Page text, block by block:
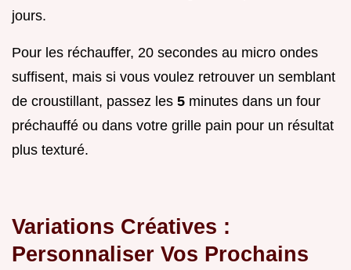
jours.
Pour les réchauffer, 20 secondes au micro ondes
suffisent, mais si vous voulez retrouver un semblant
de croustillant, passez les 5 minutes dans un four
préchauffé ou dans votre grille pain pour un résultat
plus texturé.
Variations Créatives :
Personnaliser Vos Prochains